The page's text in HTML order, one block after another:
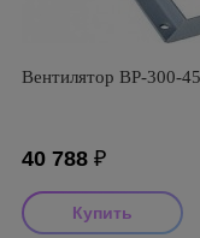
Вентилятор ВР-300-
40 788 ₽